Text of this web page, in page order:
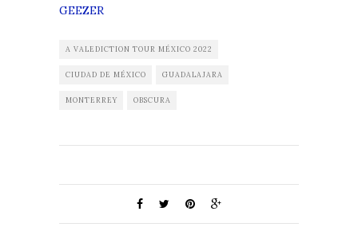
GEEZER
A VALEDICTION TOUR MÉXICO 2022
CIUDAD DE MÉXICO GUADALAJARA
MONTERREY OBSCURA